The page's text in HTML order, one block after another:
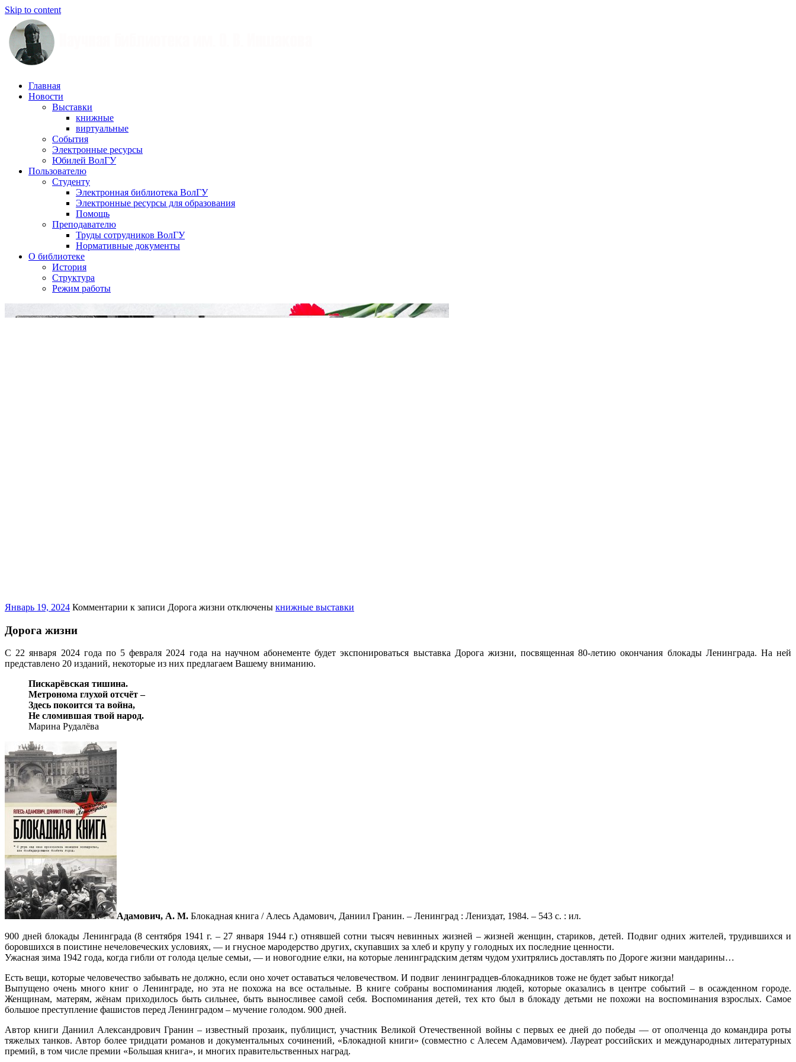
Skip to content
Научная
библиотека
Иншакова
Главная
Новости
Выставки
книжные
виртуальные
События
Электронные ресурсы
Юбилей ВолГУ
Пользователю
Студенту
Электронная библиотека ВолГУ
Электронные ресурсы для образования
Помощь
Преподавателю
Труды сотрудников ВолГУ
Нормативные документы
О библиотеке
История
Структура
Режим работы
Январь 19, 2024 Комментарии к записи Дорога жизни отключены книжные выставки
Дорога жизни
С 22 января 2024 года по 5 февраля 2024 года на научном абонементе будет экспонироваться выставка Дорога жизни, посвященная 80-летию окончания блокады Ленинграда. На ней
представлено 20 изданий, некоторые из них предлагаем Вашему вниманию.
Пискарёвская тишина.
Метронома глухой отсчёт –
Здесь покоится та война,
Не сломившая твой народ.
Марина Рудалёва
Адамович, А. М. Блокадная книга / Алесь Адамович, Даниил Гранин. – Ленинград : Лениздат, 1984. – 543 с. : ил.
900 дней блокады Ленинграда (8 сентября 1941 г. – 27 января 1944 г.) отнявшей сотни тысяч невинных жизней – жизней женщин, стариков, детей. Подвиг одних жителей, трудившихся и
боровшихся в поистине нечеловеческих условиях, — и гнусное мародерство других, скупавших за хлеб и крупу у голодных их последние ценности.
Ужасная зима 1942 года, когда гибли от голода целые семьи, — и новогодние елки, на которые ленинградским детям чудом ухитрялись доставлять по Дороге жизни мандарины…
Есть вещи, которые человечество забывать не должно, если оно хочет оставаться человечеством. И подвиг ленинградцев-блокадников тоже не будет забыт никогда!
Выпущено очень много книг о Ленинграде, но эта не похожа на все остальные. В книге собраны воспоминания людей, которые оказались в центре событий – в осажденном городе.
Женщинам, матерям, жёнам приходилось быть сильнее, быть выносливее самой себя. Воспоминания детей, тех кто был в блокаду детьми не похожи на воспоминания взрослых. Самое
большое преступление фашистов перед Ленинградом – мучение голодом. 900 дней.
Автор книги Даниил Александрович Гранин – известный прозаик, публицист, участник Великой Отечественной войны с первых ее дней до победы — от ополченца до командира роты
тяжелых танков. Автор более тридцати романов и документальных сочинений, «Блокадной книги» (совместно с Алесем Адамовичем). Лауреат российских и международных литературных
премий, в том числе премии «Большая книга», и многих правительственных наград.